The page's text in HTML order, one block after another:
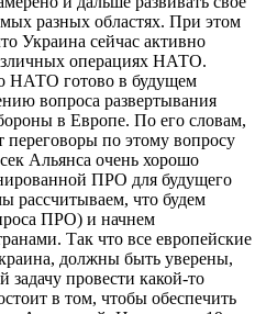
разных областях. При этом
Украина сейчас активно
операциях НАТО.
НАТО готово в будущем
вопроса развертывания
в Европе. По его словам,
по этому вопросу
Альянса очень хорошо
ПРО для будущего
рассчитываем, что будем
ПРО) и начнем
Так что все европейские
должны быть уверены,
задачу провести какой-то
в том, чтобы обеспечить